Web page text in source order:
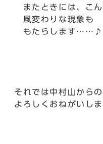
またときには、こん
風変わりな現象も
もたらします……♪
それでは中村山から
よろしくおねがいしま